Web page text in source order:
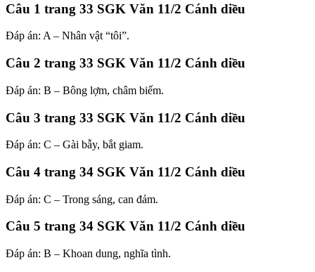
Câu 1 trang 33 SGK Văn 11/2 Cánh diều
Đáp án: A – Nhân vật “tôi”.
Câu 2 trang 33 SGK Văn 11/2 Cánh diều
Đáp án: B – Bông lợm, châm biếm.
Câu 3 trang 33 SGK Văn 11/2 Cánh diều
Đáp án: C – Gài bẫy, bắt giam.
Câu 4 trang 34 SGK Văn 11/2 Cánh diều
Đáp án: C – Trong sáng, can đảm.
Câu 5 trang 34 SGK Văn 11/2 Cánh diều
Đáp án: B – Khoan dung, nghĩa tình.